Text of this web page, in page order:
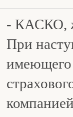
- КАСКО,
При
имеющего